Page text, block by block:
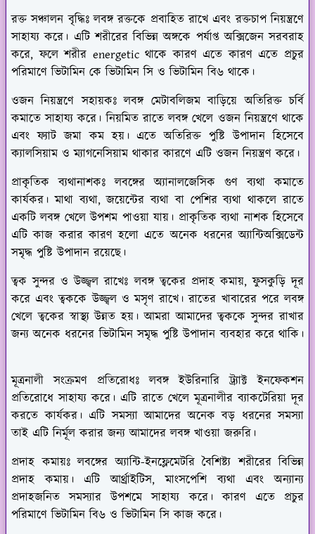
রক্ত সঞ্চালন বৃদ্ধিঃলবঙ্গ রক্তকে প্রবাহিত রাখে এবং রক্তচাপ নিয়ন্ত্রণে
সাহায্য করে। এটি শরীরের বিভিন্ন অঙ্গকে পর্যাপ্ত অক্সিজেন সরবরাহ
করে, ফলে শরীর energetic থাকে কারণ এতে কারণ এতে প্রচুর
পরিমাণে ভিটামিন কে ভিটামিন সি ও ভিটামিন বি৬ থাকে।
ওজন নিয়ন্ত্রণে সহায়কঃলবঙ্গ মেটাবলিজম বাড়িয়ে অতিরিক্ত চর্বি
কমাতে সাহায্য করে। নিয়মিত রাতে লবঙ্গ খেলে ওজন নিয়ন্ত্রণে থাকে
এবং ফ্যাট জমা কম হয়। এতে অতিরিক্ত পুষ্টি উপাদান হিসেবে
ক্যালসিয়াম ও ম্যাগনেসিয়াম থাকার কারণে এটি ওজন নিয়ন্ত্রণ করে।
প্রাকৃতিক ব্যথানাশকঃলবঙ্গের অ্যানালজেসিক গুণ ব্যথা কমাতে
কার্যকর। মাথা ব্যথা, জয়েন্টের ব্যথা বা পেশির ব্যথা থাকলে রাতে
একটি লবঙ্গ খেলে উপশম পাওয়া যায়। প্রাকৃতিক ব্যথা নাশক হিসেবে
এটি কাজ করার কারণ হলো এতে অনেক ধরনের অ্যান্টিঅক্সিডেন্ট
সমৃদ্ধ পুষ্টি উপাদান রয়েছে।
ত্বক সুন্দর ও উজ্জ্বল রাখেঃলবঙ্গ ত্বকের প্রদাহ কমায়, ফুসকুড়ি দূর
করে এবং ত্বককে উজ্জ্বল ও মসৃণ রাখে। রাতের খাবারের পরে লবঙ্গ
খেলে ত্বকের স্বাস্থ্য উন্নত হয়। আমরা আমাদের ত্বককে সুন্দর রাখার
জন্য অনেক ধরনের ভিটামিন সমৃদ্ধ পুষ্টি উপাদান ব্যবহার করে থাকি।
মূত্রনালী সংক্রমণ প্রতিরোধঃলবঙ্গ ইউরিনারি ট্র্যাক্ট ইনফেকশন
প্রতিরোধে সাহায্য করে। এটি রাতে খেলে মূত্রনালীর ব্যাকটেরিয়া দূর
করতে কার্যকর। এটি সমস্যা আমাদের অনেক বড় ধরনের সমস্যা
তাই এটি নির্মূল করার জন্য আমাদের লবঙ্গ খাওয়া জরুরি।
প্রদাহ কমায়ঃলবঙ্গের অ্যান্টি-ইনফ্লেমেটরি বৈশিষ্ট্য শরীরের বিভিন্ন
প্রদাহ কমায়। এটি আর্থ্রাইটিস, মাংসপেশি ব্যথা এবং অন্যান্য
প্রদাহজনিত সমস্যার উপশমে সাহায্য করে। কারণ এতে প্রচুর
পরিমাণে ভিটামিন বি৬ ও ভিটামিন সি কাজ করে।